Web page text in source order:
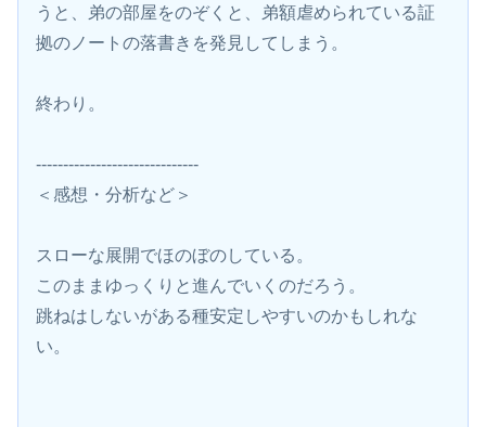
うと、弟の部屋をのぞくと、弟額虐められている証
拠のノートの落書きを発見してしまう。
終わり。
------------------------------
＜感想・分析など＞
スローな展開でほのぼのしている。
このままゆっくりと進んでいくのだろう。
跳ねはしないがある種安定しやすいのかもしれな
い。